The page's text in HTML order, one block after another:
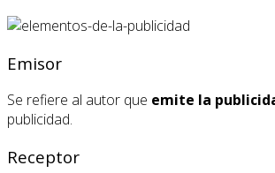
Emisor
Se refiere al autor que emite la
publicidad.
Receptor